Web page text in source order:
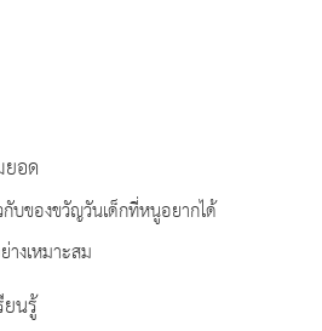
อด
บของขวัญวันเด็กที่หนูอยากได้
งเหมาะสม
นรู้